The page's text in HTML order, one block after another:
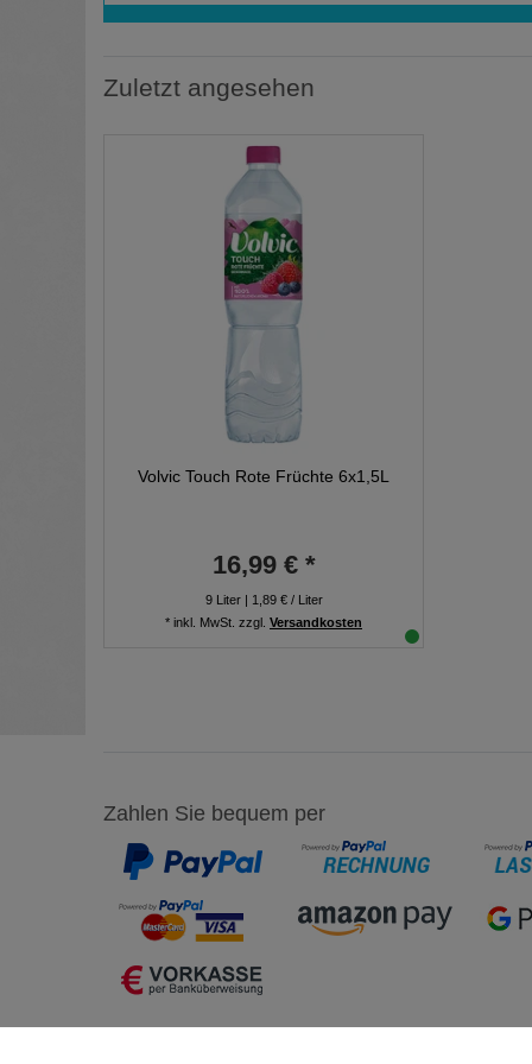
Zuletzt angesehen
Volvic Touch Rote Früchte 6x1,5L
16,99 € *
9Liter| 1,89 € / Liter
* inkl. MwSt. zzgl. Versandkosten
Zahlen Sie bequem per